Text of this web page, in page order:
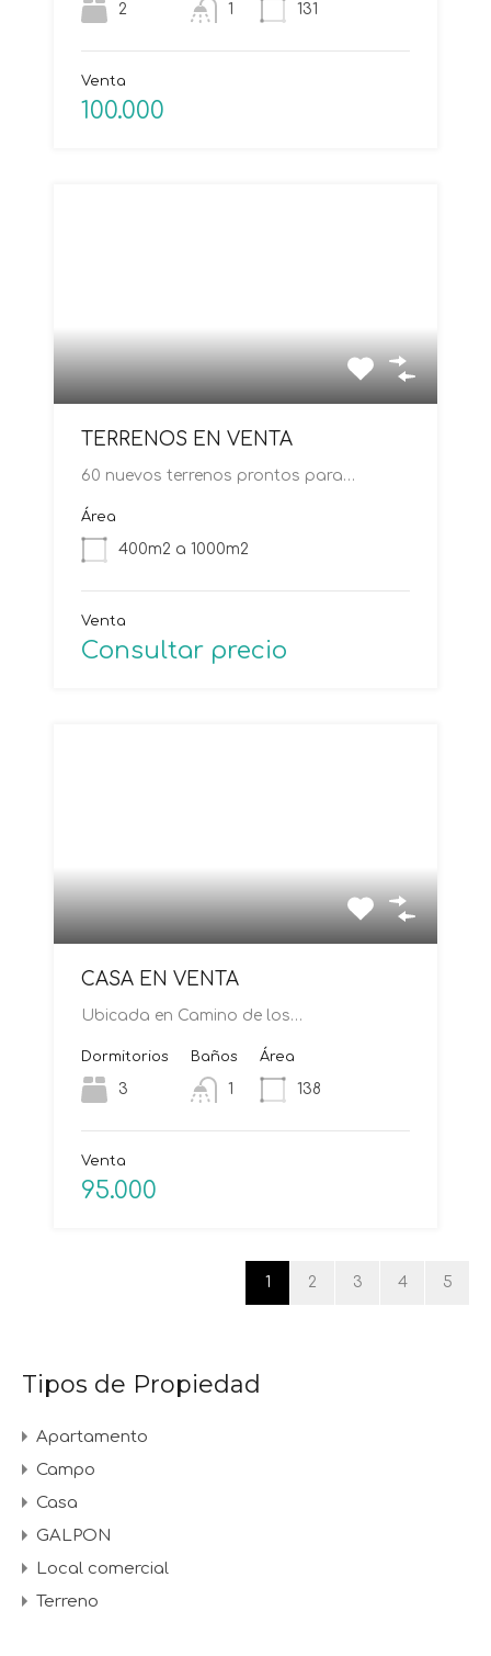
2 1 131
Venta
100.000
TERRENOS EN VENTA
60 nuevos terrenos prontos para…
Área
400m2 a 1000m2
Venta
Consultar precio
CASA EN VENTA
Ubicada en Camino de los…
Dormitorios
3
Baños
1
Área
138
Venta
95.000
1 2 3 4 5
Tipos de Propiedad
Apartamento
Campo
Casa
GALPON
Local comercial
Terreno